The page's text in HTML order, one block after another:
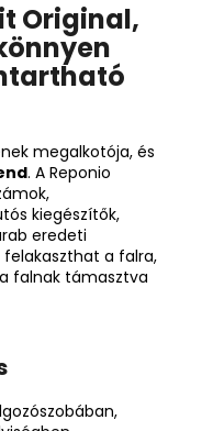
Original,
megalkotója, és
. A Reponio
kiegészítők,
eredeti
a falra,
falnak támasztva